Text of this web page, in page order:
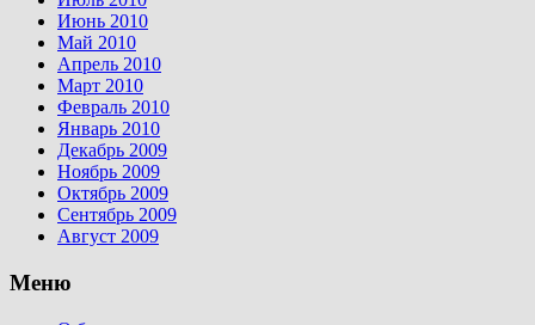
Июнь 2010
Май 2010
Апрель 2010
Март 2010
Февраль 2010
Январь 2010
Декабрь 2009
Ноябрь 2009
Октябрь 2009
Сентябрь 2009
Август 2009
Меню